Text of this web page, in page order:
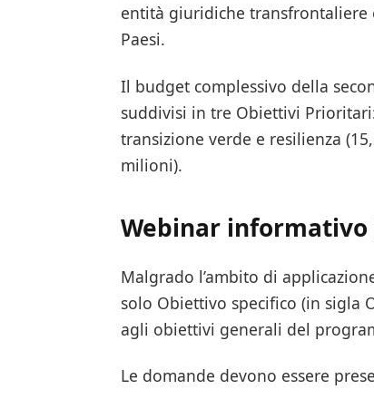
entità giuridiche transfrontaliere
Paesi.
Il budget complessivo della
suddivisi in tre Obiettivi
transizione verde e resilienza
milioni).
Webinar informativo
Malgrado l’ambito di
solo Obiettivo specifico (in sigla
agli obiettivi generali del
Le domande devono essere